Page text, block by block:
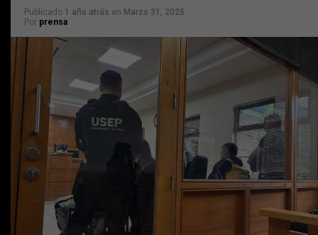
Publicado 1 año atrás en Marzo 31, 2025
Por prensa